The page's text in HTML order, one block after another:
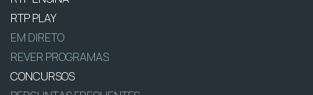
RTP PLAY
EM DIRETO
REVER PROGRAMAS
CONCURSOS